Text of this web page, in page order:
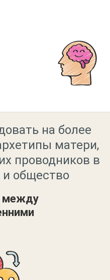
на более
матери,
проводников в
общество
между